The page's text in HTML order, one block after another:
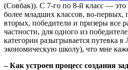
(Совбак)). С 7-го по 8-й класс — это
более младших классов, во-первых,
вторых, победители и призеры все
частности, для одного из
категории разыгрывается
экономическую школу), что мне
– Как устроен процесс создания